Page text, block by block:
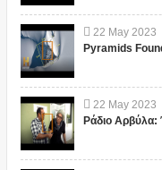
22 May 2023
Pyramids
22 May 2023
Ράδιο Αρβύλα: